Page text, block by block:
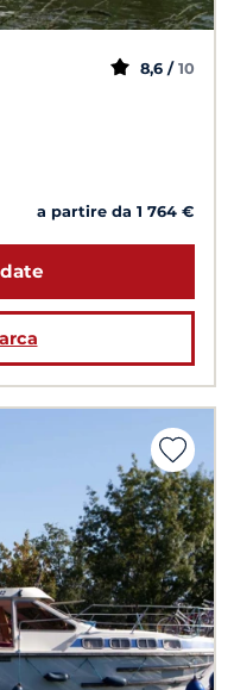
8,6 / 10
a partire da 1 764 €